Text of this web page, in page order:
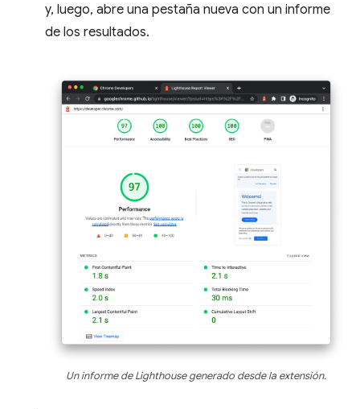
y, luego, abre una pestaña nueva con un informe
de los resultados.
Un informe de Lighthouse generado desde la extensión.